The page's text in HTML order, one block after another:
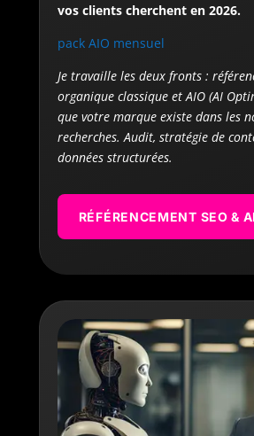
vos clients cherchent en 2026.
pack AIO mensuel
Je travaille les deux fronts :
organique classique et AIO (AI
que votre marque existe dans les
recherches. Audit, stratégie de
données structurées.
RÉFÉRENCEMENT SEO &